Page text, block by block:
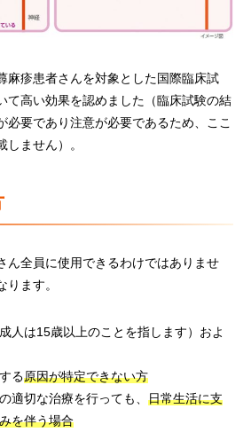
麻疹患者さんを対象とした国際臨床試
て高い効果を認めました（臨床試験の結
必要であり注意が必要であるため、ここ
ません）。
ん全員に使用できるわけではありませ
ります。
人は15歳以上のことを指します）およ
る原因が特定できない方
適切な治療を行っても、日常生活に支
を伴う場合